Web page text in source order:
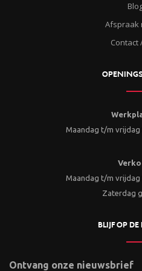
Afspraak
Contact
Maandag t/m vrijdag
Maandag t/m vrijdag
Zaterdag
BLIJF OP
Ontvang onze nieuwsbrief